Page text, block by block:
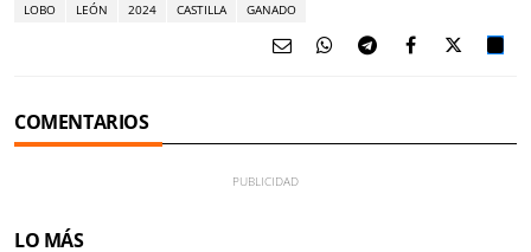
LOBO LEÓN 2024 CASTILLA GANADO
COMENTARIOS
LO MÁS